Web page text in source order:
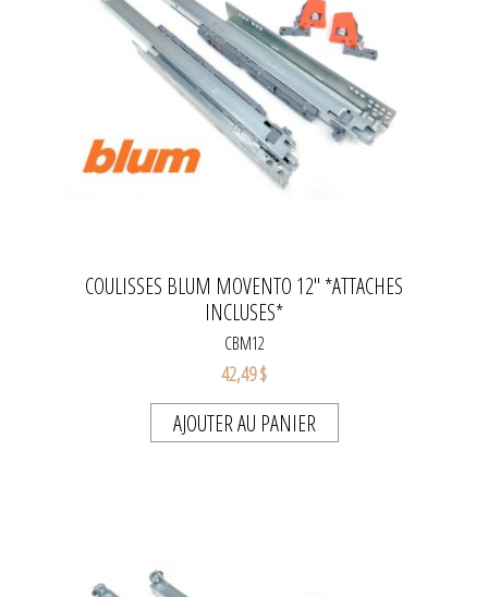
COULISSES BLUM MOVENTO 12'' *ATTACHES
INCLUSES*
CBM12
42,49 $
AJOUTER AU PANIER